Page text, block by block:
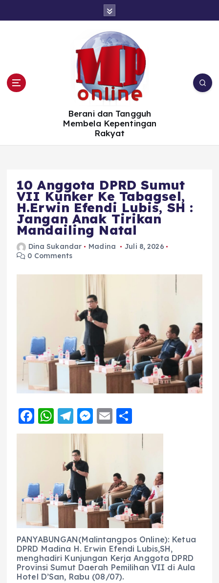
Berani dan Tangguh
Membela Kepentingan
Rakyat
10 Anggota DPRD Sumut
VII Kunker Ke Tabagsel,
H.Erwin Efendi Lubis, SH :
Jangan Anak Tirikan
Mandailing Natal
Dina Sukandar Madina
Juli 8, 2026
0 Comments
F
a
b
o
o
k
W
h
ts
A
p
p
T
el
e
g
r
a
m
M
e
n
g
er
E
m h
a
PANYABUNGAN(Malintangpos Online): Ketua
DPRD Madina H. Erwin Efendi Lubis,SH,
menghadiri Kunjungan Kerja Anggota DPRD
Provinsi Sumut Daerah Pemilihan VII di Aula
Hotel D’San, Rabu (08/07).